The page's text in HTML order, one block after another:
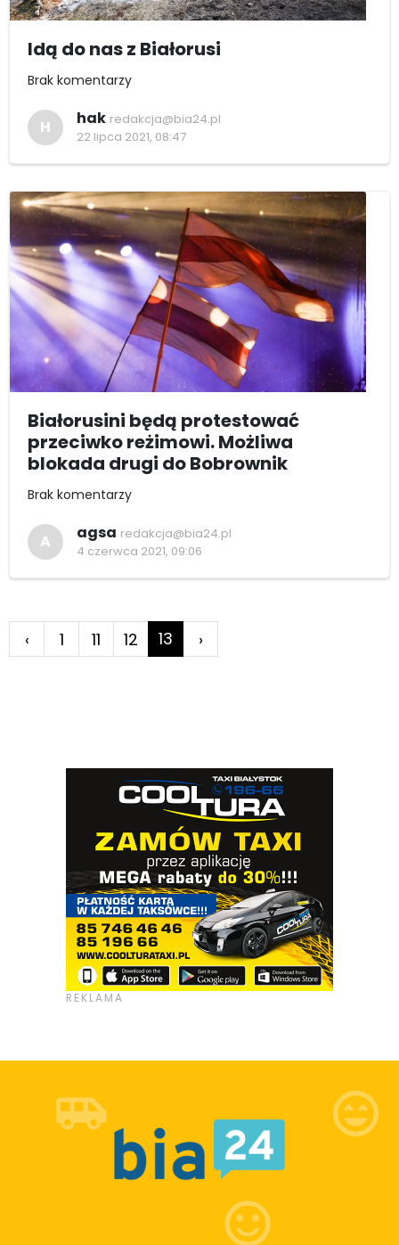
Idą do nas z Białorusi
Brak komentarzy
H hak redakcja@bia24.pl
22 lipca 2021, 08:47
Białorusini będą protestować
przeciwko reżimowi. Możliwa
blokada drugi do Bobrownik
Brak komentarzy
A agsa redakcja@bia24.pl
4 czerwca 2021, 09:06
‹ 1 11 12 13 ›